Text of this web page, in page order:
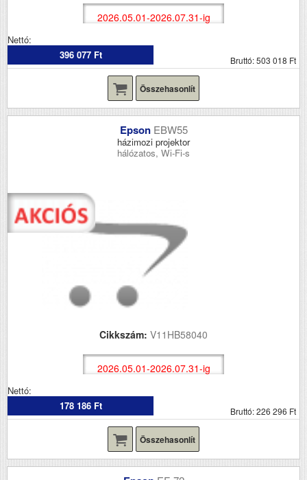
2026.05.01-2026.07.31-ig
Nettó:
396 077 Ft
Bruttó: 503 018 Ft
Összehasonlít
Epson EBW55
házimozi projektor
hálózatos, Wi-Fi-s
Cikkszám: V11HB58040
2026.05.01-2026.07.31-ig
Nettó:
178 186 Ft
Bruttó: 226 296 Ft
Összehasonlít